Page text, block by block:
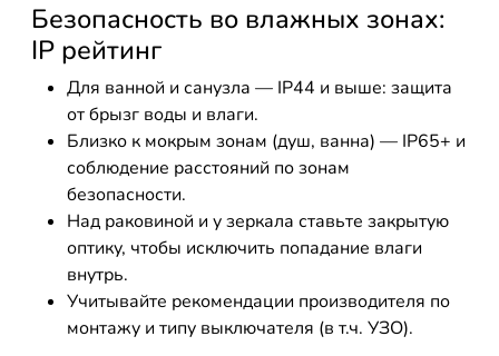
Безопасность во влажных зонах:
IP рейтинг
Для ванной и санузла — IP44 и выше: защита
от брызг воды и влаги.
Близко к мокрым зонам (душ, ванна) — IP65+ и
соблюдение расстояний по зонам
безопасности.
Над раковиной и у зеркала ставьте закрытую
оптику, чтобы исключить попадание влаги
внутрь.
Учитывайте рекомендации производителя по
монтажу и типу выключателя (в т.ч. УЗО).